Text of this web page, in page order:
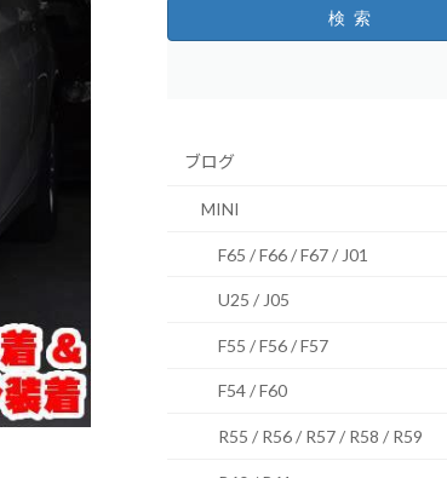
検索
ブログ
MINI
F65 / F66 / F67 / J01
U25 / J05
F55 / F56 / F57
F54 / F60
R55 / R56 / R57 / R58 / R59